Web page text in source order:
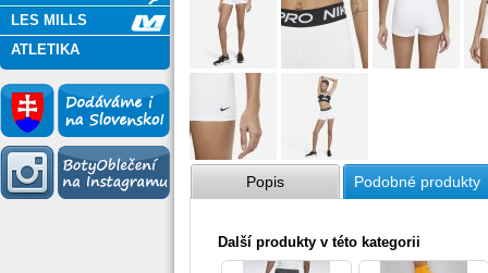
LES MILLS
ATLETIKA
Popis Podobné produkty
Další produkty v této kategorii